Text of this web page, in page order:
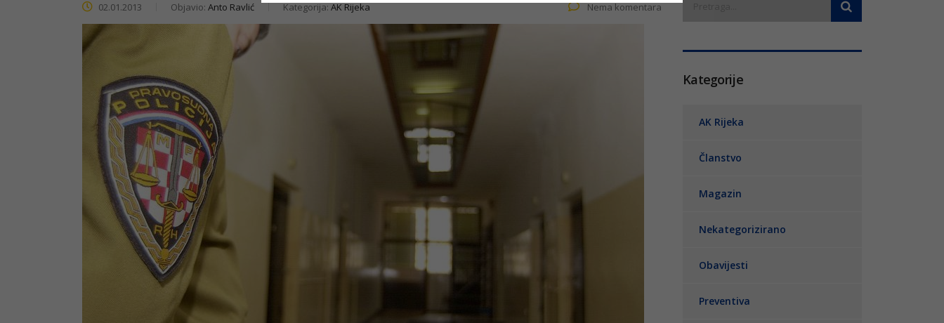
02.01.2013 Objavio: Anto Ravlić Kategorija:AK Rijeka Nema komentara
Kategorije
AK Rijeka
Članstvo
Magazin
Nekategorizirano
Obavijesti
Preventiva